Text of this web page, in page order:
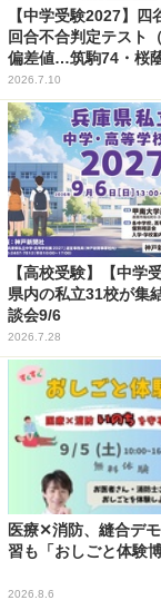
【中学受験2027】四
回合不合判定テスト
偏差値…筑駒74・桜
2026.7.10
【高校受験】【中学
県内の私立31校が集
談会9/6
2026.7.28
医療✕消防、縫合デ
習も「おしごと体験
2026.8.6